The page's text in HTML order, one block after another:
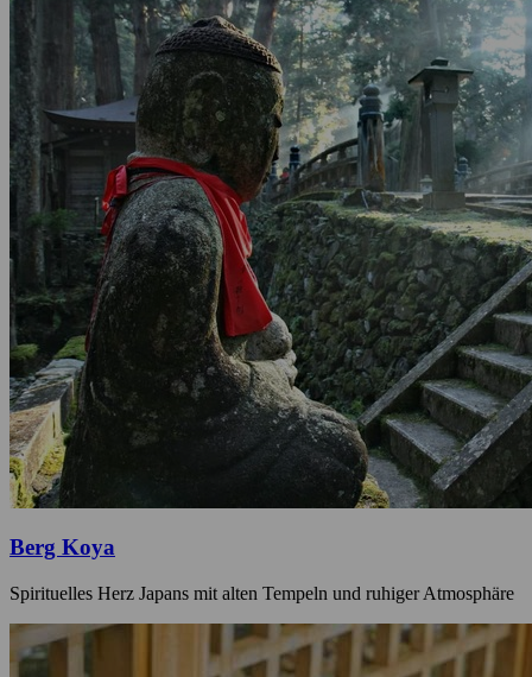
Berg Koya
Spirituelles Herz Japans mit alten Tempeln und ruhiger Atmosphäre